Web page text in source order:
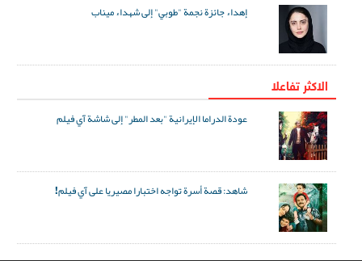
إهداء جائزة نجمة "طوبي" إلى شهداء ميناب
الاکثر تفاعلا
عودة الدراما الإيرانية "بعد المطر" إلى شاشة آي فيلم
شاهد: قصة أسرة تواجه اختبارا مصيريا على آي فيلم!